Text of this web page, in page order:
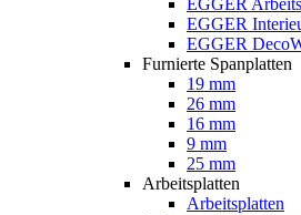
EGGER
EGGER
EGGER
Furnierte Spanplatten
19 mm
26 mm
16 mm
9 mm
25 mm
Arbeitsplatten
Arbeitsplatten